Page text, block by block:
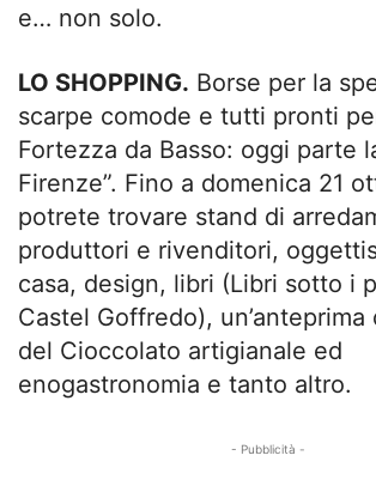
e… non solo.
LO SHOPPING. Borse per la
scarpe comode e tutti pronti
Fortezza da Basso: oggi parte
Firenze”. Fino a domenica 21
potrete trovare stand di
produttori e rivenditori,
casa, design, libri (Libri sotto i
Castel Goffredo), un’anteprima
del Cioccolato artigianale ed
enogastronomia e tanto altro.
- Pubblicità -